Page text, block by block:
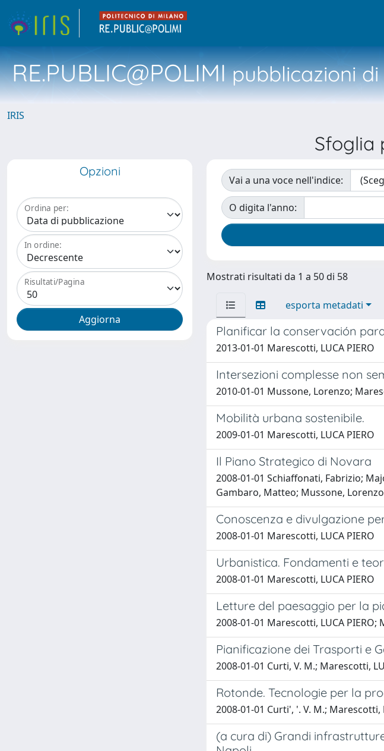
RE.PUBLIC@POLIMIpubblicazioni di
IRIS
Sfoglia
Opzioni
Ordina per:
In ordine:
Risultati/Pagina
Vai a una voce nell'indice:
O digita l'anno:
Mostrati risultati da 1 a 50 di 58
esporta metadati
Planificar la conservación
2013-01-01 Marescotti, LUCA PIERO
Intersezioni complesse non
2010-01-01 Mussone, Lorenzo;
Mobilità urbana sostenibile.
2009-01-01 Marescotti, LUCA PIERO
Il Piano Strategico di Novara
2008-01-01 Schiaffonati, Fabrizio;
Gambaro, Matteo; Mussone,
Conoscenza e divulgazione
2008-01-01 Marescotti, LUCA PIERO
Urbanistica. Fondamenti e
2008-01-01 Marescotti, LUCA PIERO
Letture del paesaggio per la
2008-01-01 Marescotti, LUCA PIERO;
Pianificazione dei Trasporti e
2008-01-01 Curti, V. M.; Marescotti,
Rotonde. Tecnologie per la
2008-01-01 Curti', '. V. M.; Marescotti,
(a cura di) Grandi